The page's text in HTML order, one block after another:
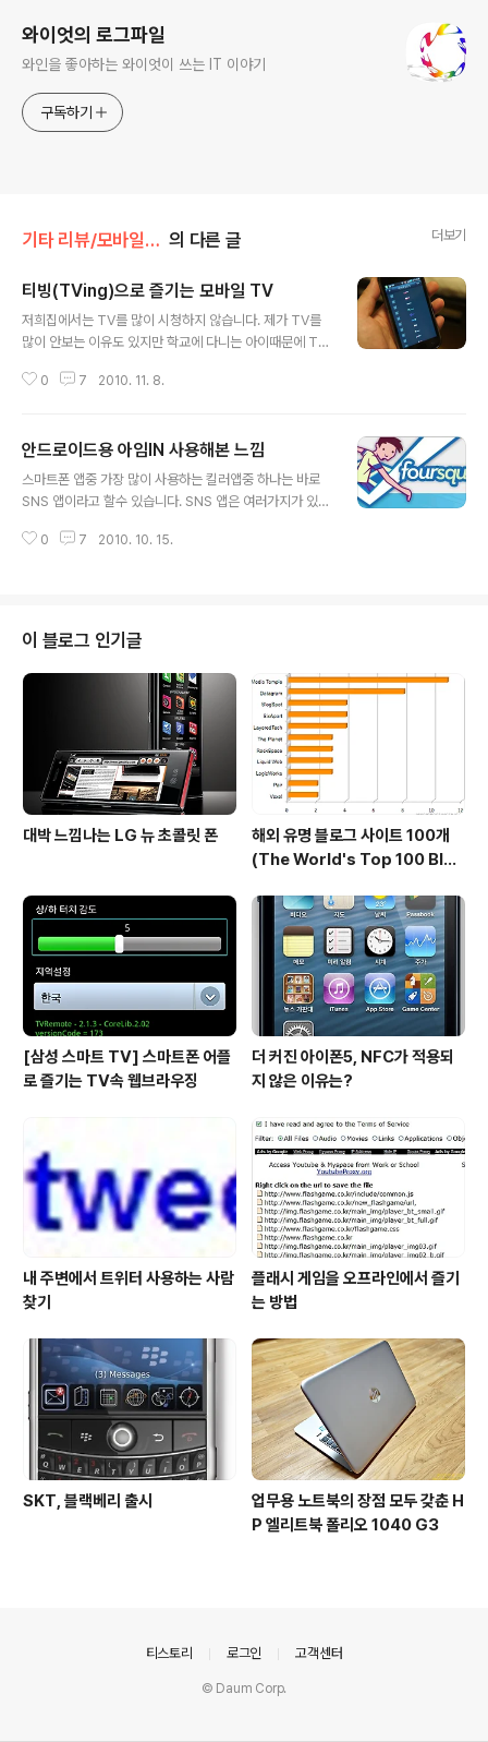
와이엇의 로그파일
와인을 좋아하는 와이엇이 쓰는 IT 이야기
구독하기
기타 리뷰/모바일 앱 리뷰 의 다른 글 더보기
티빙(TVing)으로 즐기는 모바일 TV
저희집에서는 TV를 많이 시청하지 않습니다. 제가 TV를
많이 안보는 이유도 있지만 학교에 다니는 아이때문에 TV
습관이 될것 같아 가능하면 아이에게 TV를 많이 보지 않도
하는 만큼 즐기지는 못하고 있습니다. 덕분에 얼마전 끝난
슈퍼스타K같은 인기있는 유명프로그램도 제대로 보지 못
해 다른 사람들과의 대화에서 아무런 얘기도 하지 못하고
는것 같더군요. 슈퍼스타K같은 프로그램을 봐도 그렇고 예
0 7 2010. 11. 8.
안드로이드용 아임IN 사용해본 느낌
스마트폰 앱중 가장 많이 사용하는 킬러앱중 하나는 바로
SNS 앱이라고 할수 있습니다. SNS 앱은 여러가지가 있지
re)가 있습니다. 포스퀘어의 가치는 약 1억달러에 달하는
알리기 위해서? 시장(Mayor)가 되기 위해서? 글쎄요, 제
가 보기에는 그저 재미있기 때문에 이런 서비스를 사용하
는것이 아닐까 하는 생각이 들더군요. 포스퀘어에서 특정
장소에 체크인을 많이 하면 그 장소의 시장이 됩니다. 어떤
장소의 시장이 되면 왠지 모를 작은 기쁨이 생기죠. 자신의
영토가 생긴것 같기도 하고..
0 7 2010. 10. 15.
이 블로그 인기글
대박 느낌나는 LG 뉴 초콜릿 폰
해외 유명 블로그 사이트 100개
(The World's Top 100 Blog
[삼성 스마트 TV] 스마트폰 어플
로 즐기는 TV속 웹브라우징
더 커진 아이폰5, NFC가 적용되
지 않은 이유는?
내 주변에서 트위터 사용하는 사람
찾기
플래시 게임을 오프라인에서 즐기
는 방법
SKT, 블랙베리 출시
업무용 노트북의 장점 모두 갖춘 H
P 엘리트북 폴리오 1040 G3
티스토리 로그인 고객센터
© Daum Corp.